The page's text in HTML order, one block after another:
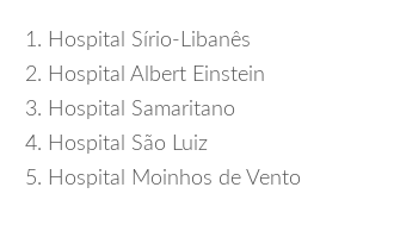
Hospital Sírio-Libanês
Hospital Albert Einstein
Hospital Samaritano
Hospital São Luiz
Hospital Moinhos de Vento